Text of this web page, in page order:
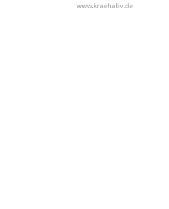
www.kraehativ.de